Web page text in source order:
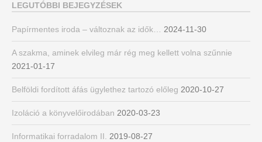
LEGUTÓBBI BEJEGYZÉSEK
Papírmentes iroda – változnak az idők… 2024-11-30
A szakma, aminek elvileg már rég meg kellett volna szűnnie
2021-01-17
Belföldi fordított áfás ügylethez tartozó előleg 2020-10-27
Izoláció a könyvelőirodában 2020-03-23
Informatikai forradalom II. 2019-08-27